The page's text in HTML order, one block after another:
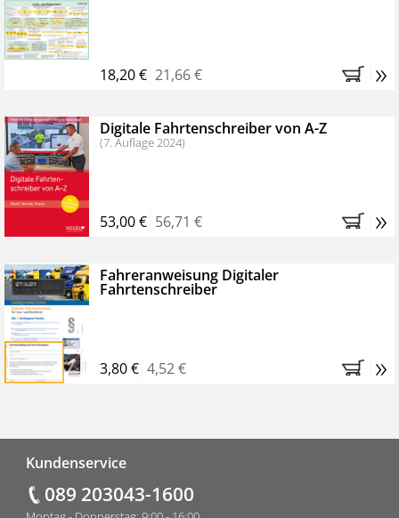
Bestellen Sie jetzt das VerkehrsRundschau Profipaket im
Kennenlern-Abo für zwei Monate (inkl. der derzeitig
Monaten brauchen Sie nichts weiter tun, das
Abonnement endet automatisch, es entstehen keine
weiteren Verpflichtungen.
18,20 € 21,66 € »
Digitale Fahrtenschreiber von A-Z
(7. Auflage 2024)
53,00 € 56,71 € »
Fahreranweisung Digitaler
Fahrtenschreiber
3,80 € 4,52 € »
Kundenservice
089 203043-1600